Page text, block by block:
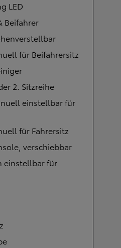
LED
Beifahrer
für Beifahrersitz
2. Sitzreihe
einstellbar für
für Fahrersitz
verschiebbar
einstellbar für